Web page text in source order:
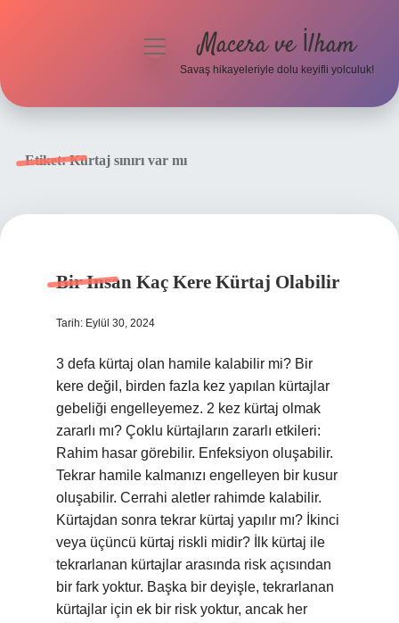
menüyüMacera ve İlham
Savaş hikayeleriyle dolu keyifli yolculuk!
Etiket:Kürtaj sınırı var mı
Bir Insan Kaç Kere Kürtaj Olabilir
Tarih: Eylül 30, 2024
3 defa kürtaj olan hamile kalabilir mi? Bir
kere değil, birden fazla kez yapılan kürtajlar
gebeliği engelleyemez. 2 kez kürtaj olmak
zararlı mı? Çoklu kürtajların zararlı etkileri:
Rahim hasar görebilir. Enfeksiyon oluşabilir.
Tekrar hamile kalmanızı engelleyen bir kusur
oluşabilir. Cerrahi aletler rahimde kalabilir.
Kürtajdan sonra tekrar kürtaj yapılır mı? İkinci
veya üçüncü kürtaj riskli midir? İlk kürtaj ile
tekrarlanan kürtajlar arasında risk açısından
bir fark yoktur. Başka bir deyişle, tekrarlanan
kürtajlar için ek bir risk yoktur, ancak her